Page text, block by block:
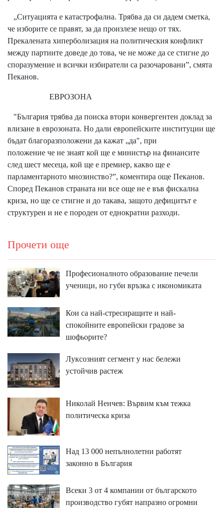
„Ситуацията е катастрофална. Трябва да си дадем сметка,
че изборите се правят, за да произлезе нещо от тях.
Прекалената хиперболизация на политическия конфликт
между партиите доведе до това, че не може да се стигне до
споразумение и всички избиратели са разочаровани”, смята
Пеканов.
ЕВРОЗОНА
"България трябва да поиска втори конвергентен доклад за
влизане в еврозоната. Но дали европейските институции ще
бъдат благоразположени да кажат „да", при
положение че не знаят кой ще е министър на финансите
след шест месеца, кой ще е премиер, какво ще е
парламентарното мнозинство?”, коментира още Пеканов.
Според Пеканов страната ни все още не е във фискална
криза, но ще се стигне и до такава, защото дефицитът е
структурен и не е породен от еднократни разходи.
Прочети още
Професионалното образование печели
ученици, но губи връзка с икономиката
Кои са най-стресиращите и най-
спокойните европейски градове за
шофьорите?
Луксозният сегмент у нас бележи
устойчив растеж
Николай Ненчев: Вървим към тежка
политическа криза
Над 13 000 непълнолетни работят
законно в България
Всеки 3 от 4 компании от българското
производство губят напразно огромни